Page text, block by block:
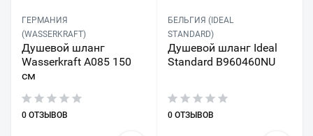
ГЕРМАНИЯ
(WASSERKRAFT)
Душевой шланг
Wasserkraft A085 150
см
0 ОТЗЫВОВ
БЕЛЬГИЯ (IDEAL
STANDARD)
Душевой шланг Ideal
Standard B960460NU
0 ОТЗЫВОВ